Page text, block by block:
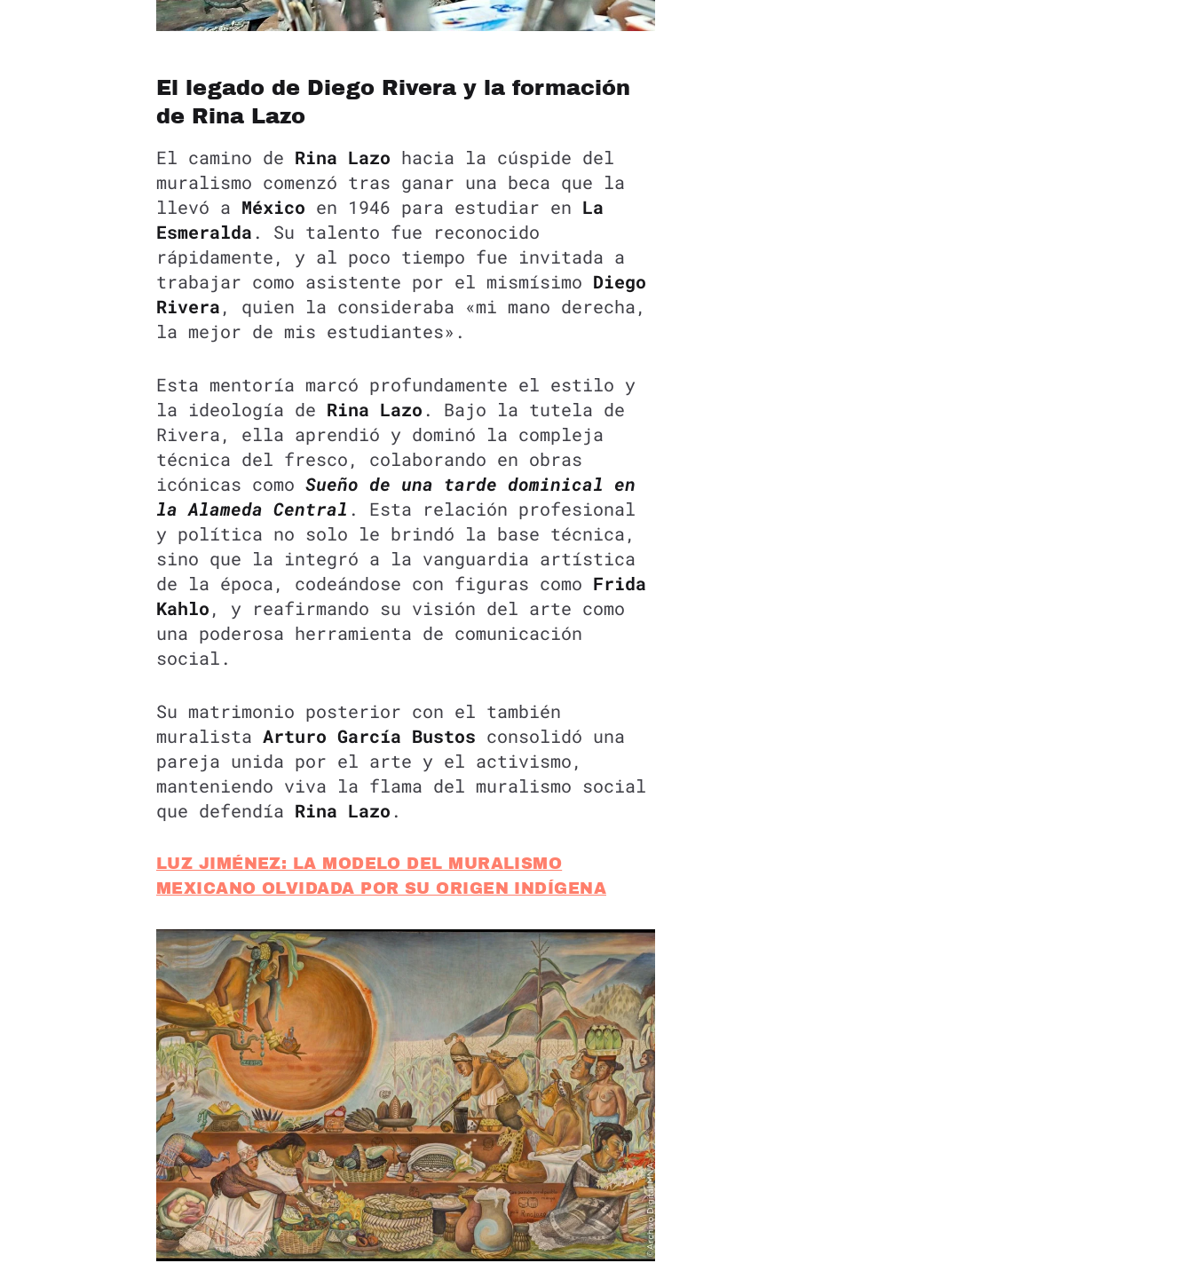
El legado de Diego Rivera y la formación
de Rina Lazo
El camino de Rina Lazo hacia la cúspide del
muralismo comenzó tras ganar una beca que la
llevó a México en 1946 para estudiar en La
Esmeralda . Su talento fue reconocido
rápidamente, y al poco tiempo fue invitada a
trabajar como asistente por el mismísimo Diego
Rivera, quien la consideraba «mi mano derecha,
la mejor de mis estudiantes».
Esta mentoría marcó profundamente el estilo y
la ideología de Rina Lazo . Bajo la tutela de
Rivera, ella aprendió y dominó la compleja
técnica del fresco, colaborando en obras
icónicas como Sueño de una tarde dominical en
la Alameda Central . Esta relación profesional
y política no solo le brindó la base técnica,
sino que la integró a la vanguardia artística
de la época, codeándose con figuras como Frida
Kahlo, y reafirmando su visión del arte como
una poderosa herramienta de comunicación
social.
Su matrimonio posterior con el también
muralista Arturo García Bustos consolidó una
pareja unida por el arte y el activismo,
manteniendo viva la flama del muralismo social
que defendía Rina Lazo .
LUZ JIMÉNEZ: LA MODELO DEL MURALISMO
MEXICANO OLVIDADA POR SU ORIGEN INDÍGENA